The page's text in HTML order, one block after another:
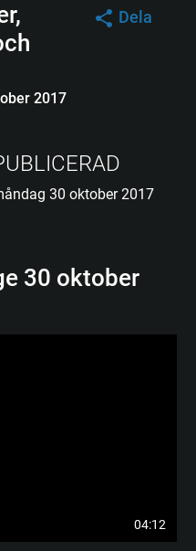
Dela
2017
30 oktober 2017
30 oktober
04:12